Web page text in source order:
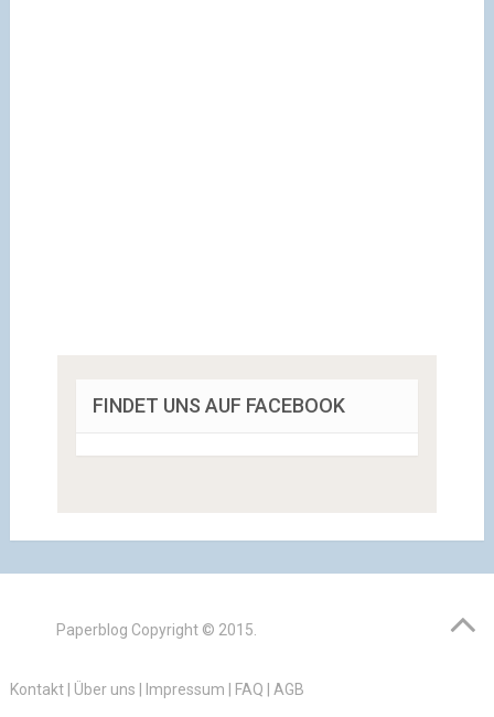
FINDET UNS AUF FACEBOOK
Paperblog Copyright © 2015.
Kontakt| Über uns Impressum FAQ AGB